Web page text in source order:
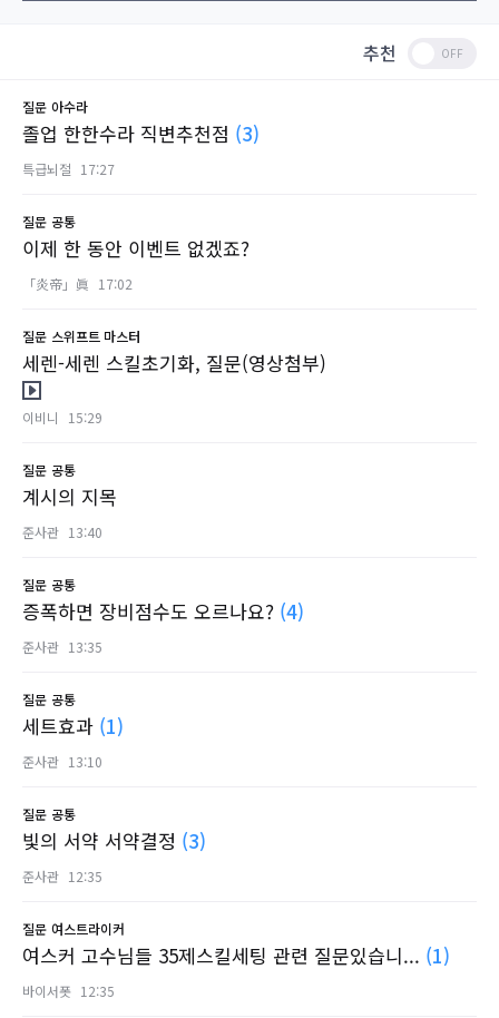
추천
질문 아수라
졸업 한한수라 직변추천점 (3)
특급뇌절 17:27
질문 공통
이제 한 동안 이벤트 없겠죠?
「炎帝」眞 17:02
질문 스위프트 마스터
세렌-세렌 스킬초기화, 질문(영상첨부)
이비니 15:29
질문 공통
계시의 지목
준사관 13:40
질문 공통
증폭하면 장비점수도 오르나요? (4)
준사관 13:35
질문 공통
세트효과 (1)
준사관 13:10
질문 공통
빛의 서약 서약결정 (3)
준사관 12:35
질문 여스트라이커
여스커 고수님들 35제스킬세팅 관련 질문있습니... (1)
바이서폿 12:35